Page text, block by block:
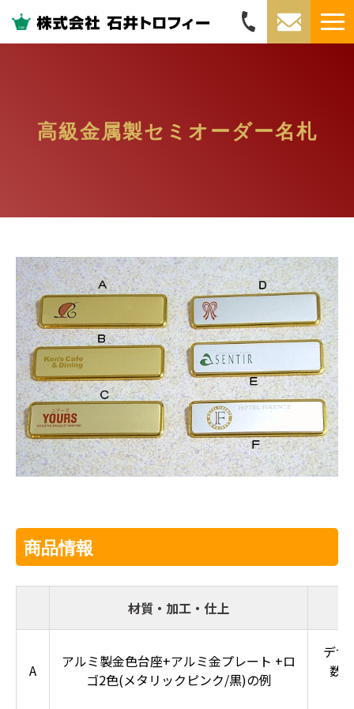
高級金属製セミオーダー名札
商品情報
材質・加工・仕上
A
アルミ製金色台座+アルミ金プレート +ロ
ゴ2色(メタリックピンク/黒)の例
デザ
数